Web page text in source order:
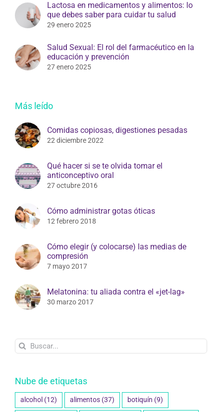
Lactosa en medicamentos y alimentos: lo
que debes saber para cuidar tu salud
29 enero 2025
Salud Sexual: El rol del farmacéutico en la
educación y prevención
27 enero 2025
Más leído
Comidas copiosas, digestiones pesadas
22 diciembre 2022
Qué hacer si se te olvida tomar el
anticonceptivo oral
27 octubre 2016
Cómo administrar gotas óticas
12 febrero 2018
Cómo elegir (y colocarse) las medias de
compresión
7 mayo 2017
Melatonina: tu aliada contra el «jet-lag»
30 marzo 2017
Buscar:
Nube de etiquetas
alcohol (12) alimentos (37) botiquín (9)